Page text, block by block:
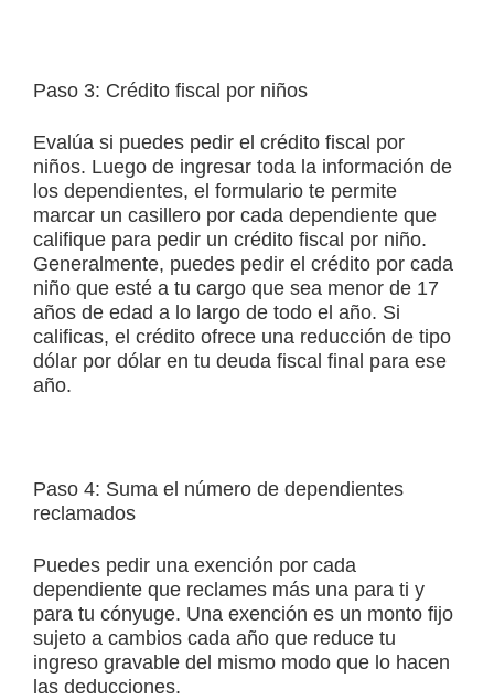
Paso 3: Crédito fiscal por niños
Evalúa si puedes pedir el crédito fiscal por
niños. Luego de ingresar toda la información de
los dependientes, el formulario te permite
marcar un casillero por cada dependiente que
califique para pedir un crédito fiscal por niño.
Generalmente, puedes pedir el crédito por cada
niño que esté a tu cargo que sea menor de 17
años de edad a lo largo de todo el año. Si
calificas, el crédito ofrece una reducción de tipo
dólar por dólar en tu deuda fiscal final para ese
año.
Paso 4: Suma el número de dependientes
reclamados
Puedes pedir una exención por cada
dependiente que reclames más una para ti y
para tu cónyuge. Una exención es un monto fijo
sujeto a cambios cada año que reduce tu
ingreso gravable del mismo modo que lo hacen
las deducciones.